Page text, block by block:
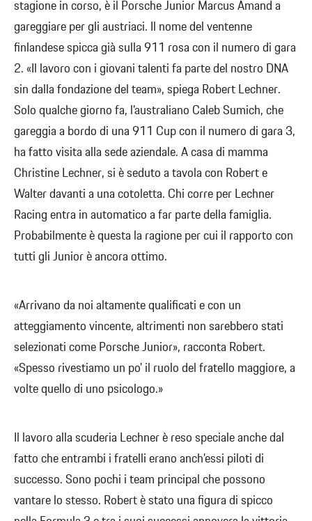
stagione in corso, è il Porsche Junior Marcus Amand a
gareggiare per gli austriaci. Il nome del ventenne
finlandese spicca già sulla 911 rosa con il numero di gara
2. «Il lavoro con i giovani talenti fa parte del nostro DNA
sin dalla fondazione del team», spiega Robert Lechner.
Solo qualche giorno fa, l’australiano Caleb Sumich, che
gareggia a bordo di una 911 Cup con il numero di gara 3,
ha fatto visita alla sede aziendale. A casa di mamma
Christine Lechner, si è seduto a tavola con Robert e
Walter davanti a una cotoletta. Chi corre per Lechner
Racing entra in automatico a far parte della famiglia.
Probabilmente è questa la ragione per cui il rapporto con
tutti gli Junior è ancora ottimo.
«Arrivano da noi altamente qualificati e con un
atteggiamento vincente, altrimenti non sarebbero stati
selezionati come Porsche Junior», racconta Robert.
«Spesso rivestiamo un po’ il ruolo del fratello maggiore, a
volte quello di uno psicologo.»
Il lavoro alla scuderia Lechner è reso speciale anche dal
fatto che entrambi i fratelli erano anch’essi piloti di
successo. Sono pochi i team principal che possono
vantare lo stesso. Robert è stato una figura di spicco